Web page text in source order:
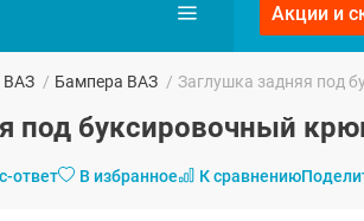
Акции и
ВАЗ / Бампера ВАЗ / Заглушка задняя под
под буксировочный
ответ В избранное К сравнению